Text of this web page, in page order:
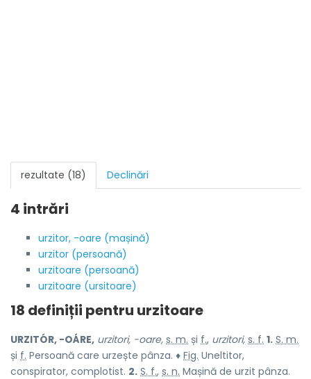
rezultate (18) Declinări
4 intrări
urzitor, -oare (mașină)
urzitor (persoană)
urzitoare (persoană)
urzitoare (ursitoare)
18 definiții pentru urzitoare
URZITÓR, -OÁRE, urzitori, -oare, s. m. și f., urzitori, s. f. 1. S. m.
și f. Persoană care urzește pânza. ♦ Fig. Uneltitor,
conspirator, complotist. 2. S. f., s. n. Mașină de urzit pânza.